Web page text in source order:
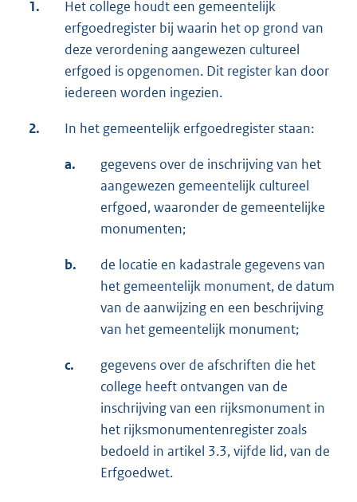
1.
Het college houdt een gemeentelijk
erfgoedregister bij waarin het op grond van
deze verordening aangewezen cultureel
erfgoed is opgenomen. Dit register kan door
iedereen worden ingezien.
2. In het gemeentelijk erfgoedregister staan:
a.
gegevens over de inschrijving van het
aangewezen gemeentelijk cultureel
erfgoed, waaronder de gemeentelijke
monumenten;
b.
de locatie en kadastrale gegevens van
het gemeentelijk monument, de datum
van de aanwijzing en een beschrijving
van het gemeentelijk monument;
c.
gegevens over de afschriften die het
college heeft ontvangen van de
inschrijving van een rijksmonument in
het rijksmonumentenregister zoals
bedoeld in artikel 3.3, vijfde lid, van de
Erfgoedwet.